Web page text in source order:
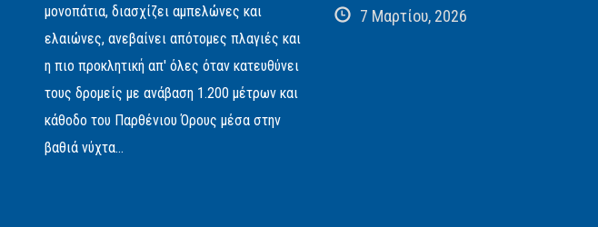
μονοπάτια, διασχίζει αμπελώνες και
ελαιώνες, ανεβαίνει απότομες πλαγιές και
η πιο προκλητική απ' όλες όταν κατευθύνει
τους δρομείς με ανάβαση 1.200 μέτρων και
κάθοδο του Παρθένιου Όρους μέσα στην
βαθιά νύχτα...
7 Μαρτίου, 2026